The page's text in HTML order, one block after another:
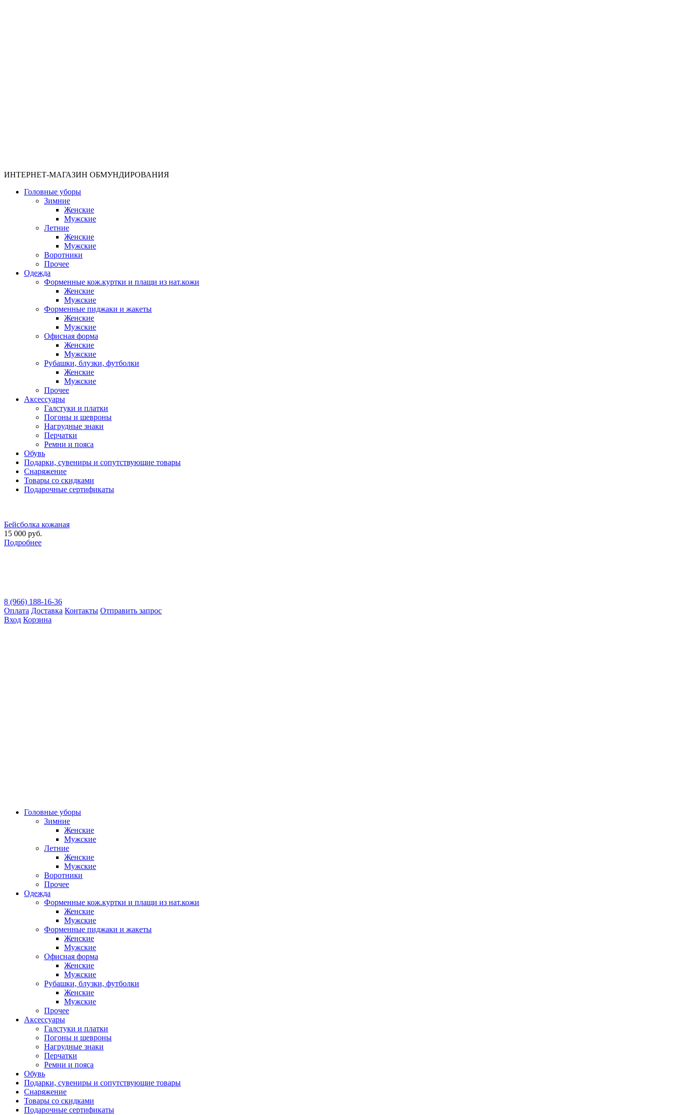
ИНТЕРНЕТ-МАГАЗИН ОБМУНДИРОВАНИЯ
Головные уборы
Зимние
Женские
Мужские
Летние
Женские
Мужские
Воротники
Прочее
Одежда
Форменные кож.куртки и плащи из нат.кожи
Женские
Мужские
Форменные пиджаки и жакеты
Женские
Мужские
Офисная форма
Женские
Мужские
Рубашки, блузки, футболки
Женские
Мужские
Прочее
Аксессуары
Галстуки и платки
Погоны и шевроны
Нагрудные знаки
Перчатки
Ремни и пояса
Обувь
Подарки, сувениры и сопутствующие товары
Снаряжение
Товары со скидками
Подарочные сертификаты
Бейсболка кожаная
15 000 руб.
Подробнее
8 (966) 188-16-36
Оплата Доставка Контакты Отправить запрос
Вход Корзина
Головные уборы
Зимние
Женские
Мужские
Летние
Женские
Мужские
Воротники
Прочее
Одежда
Форменные кож.куртки и плащи из нат.кожи
Женские
Мужские
Форменные пиджаки и жакеты
Женские
Мужские
Офисная форма
Женские
Мужские
Рубашки, блузки, футболки
Женские
Мужские
Прочее
Аксессуары
Галстуки и платки
Погоны и шевроны
Нагрудные знаки
Перчатки
Ремни и пояса
Обувь
Подарки, сувениры и сопутствующие товары
Снаряжение
Товары со скидками
Подарочные сертификаты